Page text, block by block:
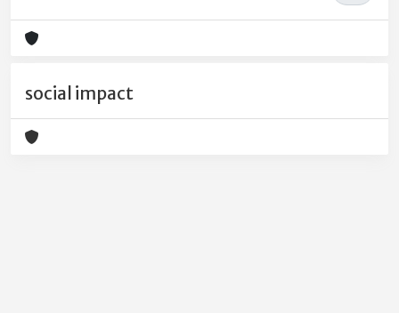
social impact